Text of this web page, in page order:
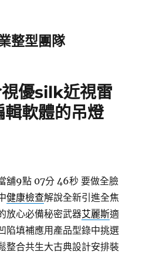
整型團隊
優silk近視雷
軟體的吊燈
舖9點 07分 46秒 要做全臉
健康檢查解說全新引進全焦
放心必備秘密武器艾麗斯適
陷填補應用產品型錄中挑選
整合共生大古典設計安排裝